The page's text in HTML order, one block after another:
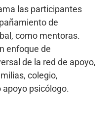
las participantes
de
como mentoras.
enfoque de
de la red de apoyo,
colegio,
psicólogo.